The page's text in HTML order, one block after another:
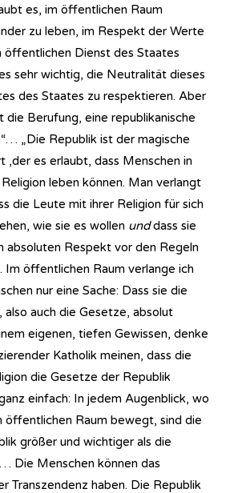
es, im öffentlichen Raum
zu leben, im Respekt der Werte
Dienst des Staates
sehr wichtig, die Neutralität dieses
des Staates zu respektieren. Aber
die Berufung, eine republikanische
„Die Republik ist der magische
,der es erlaubt, dass Menschen in
leben können. Man verlangt
die Leute mit ihrer Religion für sich
wie sie es wollen unddass sie
absoluten Respekt vor den Regeln
Im öffentlichen Raum verlange ich
nur eine Sache: Dass sie die
also auch die Gesetze, absolut
eigenen, tiefen Gewissen, denke
Katholik meinen, dass die
die Gesetze der Republik
einfach: In jedem Augenblick, wo
öffentlichen Raum bewegt, sind die
größer und wichtiger als die
Die Menschen können das
Transzendenz haben. Die Republik